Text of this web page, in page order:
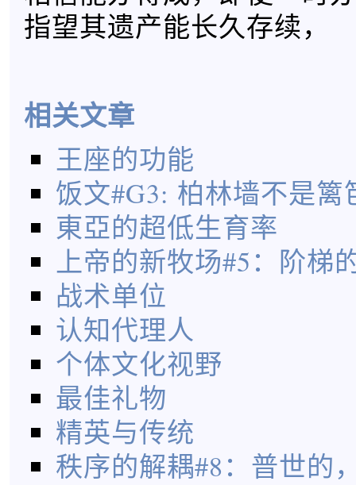
指望其遗产能长久存续，
相关文章
王座的功能
饭文#G3: 柏林墙不是篱
東亞的超低生育率
上帝的新牧场#5：阶梯
战术单位
认知代理人
个体文化视野
最佳礼物
精英与传统
秩序的解耦#8：普世的